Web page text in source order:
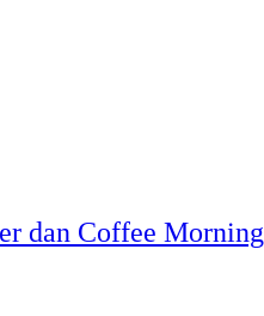
dan Coffee Morning